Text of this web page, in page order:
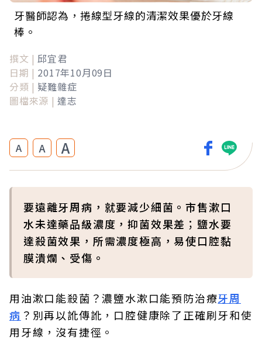
牙醫師認為，捲線型牙線的清潔效果優於牙線
棒。
撰文 | 邱宜君
日期 | 2017年10月09日
分類 | 疑難雜症
圖檔來源 | 達志
A A A
要遠離牙周病，就要減少細菌。市售漱口
水未達藥品級濃度，抑菌效果差；鹽水要
達殺菌效果，所需濃度極高，易使口腔黏
膜潰爛、受傷。
用油漱口能殺菌？濃鹽水漱口能預防治療牙周
病 ？別再以訛傳訛，口腔健康除了正確刷牙和使
用牙線，沒有捷徑。